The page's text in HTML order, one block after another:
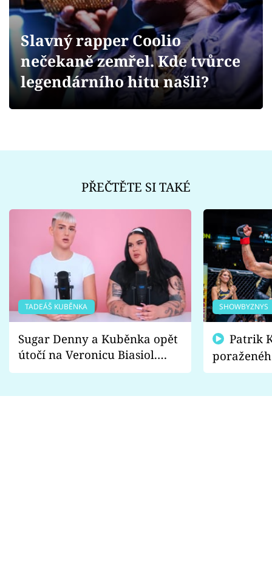
Videa
Sledujte prima+
Přihlášení
Slavný rapper Coolio
nečekaně zemřel. Kde tvůrce
legendárního hitu našli?
PŘEČTĚTE SI TAKÉ
TADEÁŠ KUBĚNKA
Sugar Denny a Kuběnka opět
útočí na Veronicu Biasiol.
Proč je podle nich falešná a
SHOWBYZNYS
fanoušci